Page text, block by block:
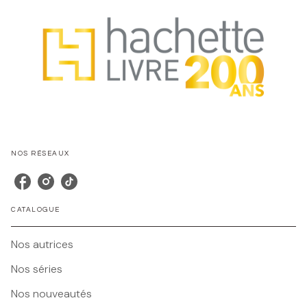
NOS RÉSEAUX
CATALOGUE
Nos autrices
Nos séries
Nos nouveautés